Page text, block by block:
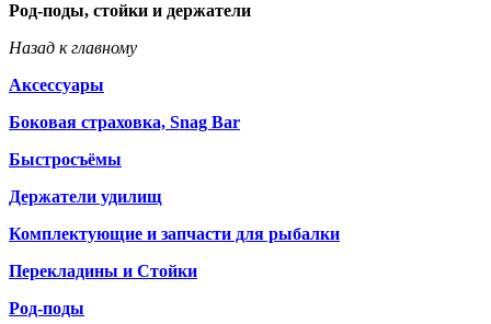
Род-поды, стойки и держатели
Назад к главному
Аксессуары
Боковая страховка, Snag Bar
Быстросъёмы
Держатели удилищ
Комплектующие и запчасти для рыбалки
Перекладины и Стойки
Род-поды